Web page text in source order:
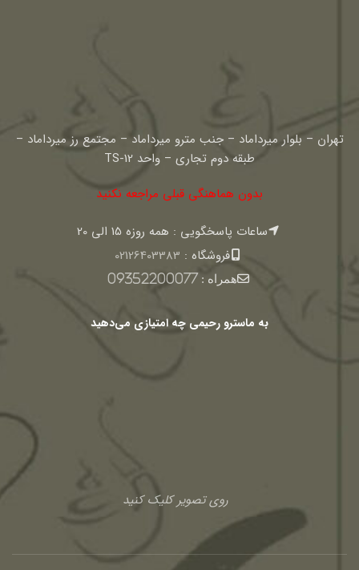
تهران – بلوار میرداماد – جنب مترو میرداماد – مجتمع رز میرداماد –
طبقه دوم تجاری – واحد TS-12
بدون هماهنگی قبلی مراجعه نکنید
ساعات پاسخگویی : همه روزه 15 الی 20
فروشگاه : 02126403383
همراه :09352200077
به ماسترو رحیمی چه امتیازی می‌دهید
روی تصویر کلیک کنید